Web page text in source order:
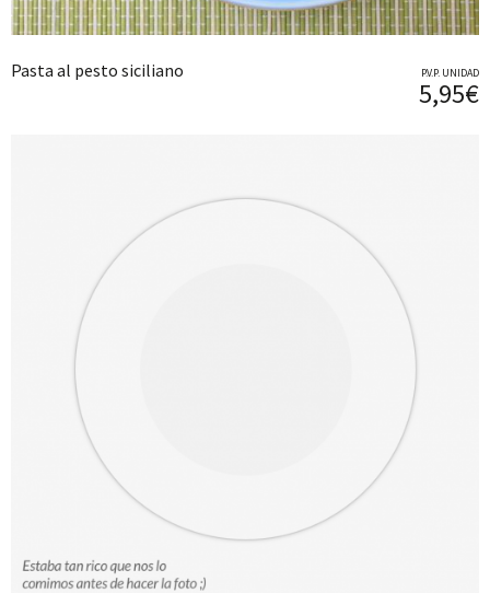
Pasta al pesto siciliano P.V.P. UNIDAD
5,95€